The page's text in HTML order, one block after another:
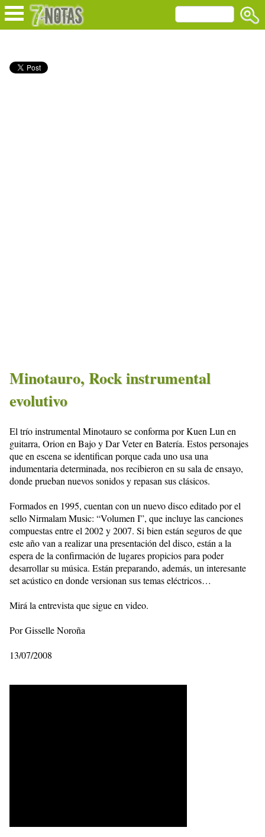
Minotauro, Rock instrumental
evolutivo
El trío instrumental Minotauro se conforma por Kuen Lun en
guitarra, Orion en Bajo y Dar Veter en Batería. Estos personajes
que en escena se identifican porque cada uno usa una
indumentaria determinada, nos recibieron en su sala de ensayo,
donde prueban nuevos sonidos y repasan sus clásicos.
Formados en 1995, cuentan con un nuevo disco editado por el
sello Nirmalam Music: “Volumen I”, que incluye las canciones
compuestas entre el 2002 y 2007. Si bien están seguros de que
este año van a realizar una presentación del disco, están a la
espera de la confirmación de lugares propicios para poder
desarrollar su música. Están preparando, además, un interesante
set acústico en donde versionan sus temas eléctricos…
Mirá la entrevista que sigue en video.
Por Gisselle Noroña
13/07/2008